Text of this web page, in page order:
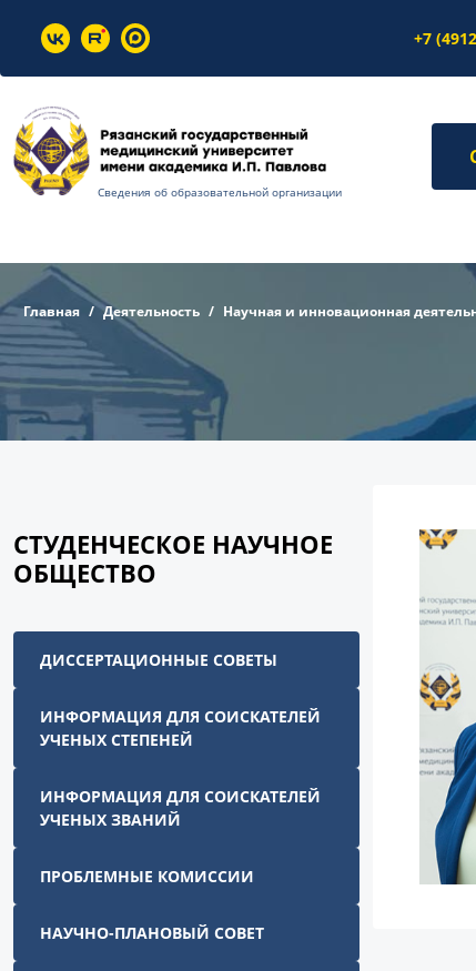
+7
Сведения об образовательной организации
Главная Деятельность Научная и инновационная
СТУДЕНЧЕСКОЕ НАУЧНОЕ
ОБЩЕСТВО
ДИССЕРТАЦИОННЫЕ СОВЕТЫ
ИНФОРМАЦИЯ ДЛЯ СОИСКАТЕЛЕЙ
УЧЕНЫХ СТЕПЕНЕЙ
ИНФОРМАЦИЯ ДЛЯ СОИСКАТЕЛЕЙ
УЧЕНЫХ ЗВАНИЙ
ПРОБЛЕМНЫЕ КОМИССИИ
НАУЧНО-ПЛАНОВЫЙ СОВЕТ